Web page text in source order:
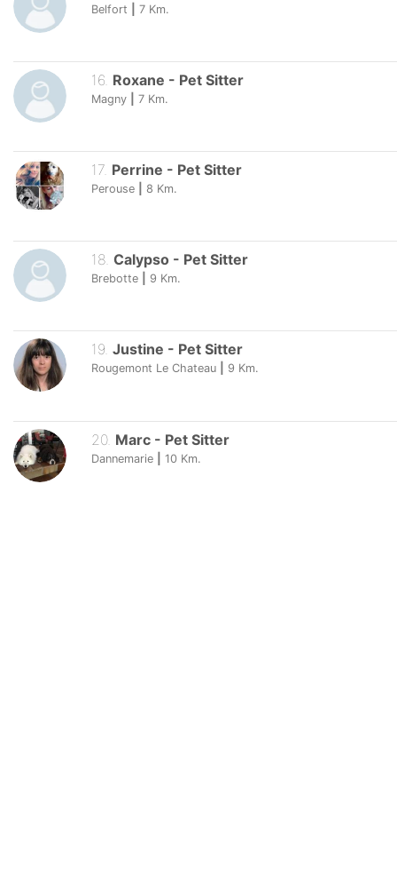
Belfort 7 Km.
16 Roxane - Pet Sitter
Magny 7 Km.
17. Perrine - Pet Sitter
Perouse 8 Km.
18. Calypso - Pet Sitter
Brebotte 9 Km.
19. Justine - Pet Sitter
Rougemont Le Chateau 9 Km.
20. Marc - Pet Sitter
Dannemarie 10 Km.